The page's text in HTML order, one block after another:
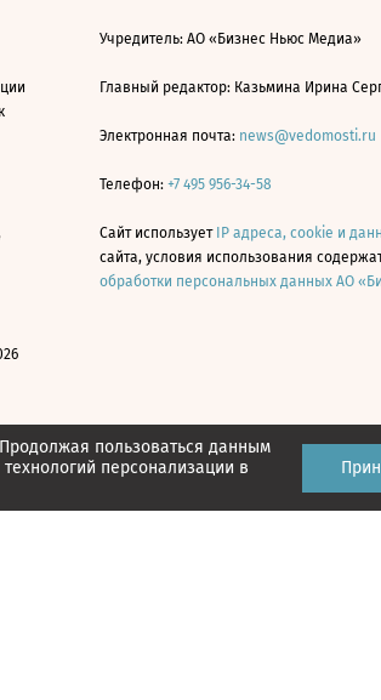
пользоваться данным
персонализации в
Учредитель: АО «Бизнес Ньюс Медиа»
Главный редактор: Казьмина Ирина
Электронная почта: news@vedomosti.ru
Телефон: +7 495 956-34-58
Сайт использует IP адреса, cookie и
сайта, условия использования
обработки персональных данных АО